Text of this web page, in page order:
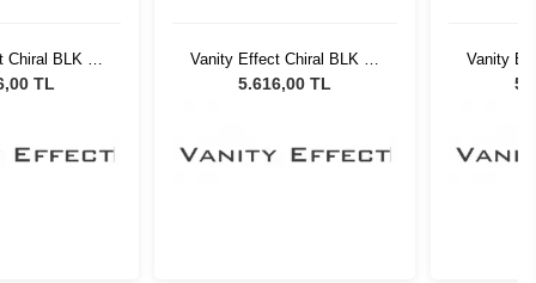
Chiral BLK 34
Gözlüğü
TL
Vanity Effect Chiral BLK 34
Unisex Güneş Gözlüğü
5.616,00 TL
Vanity